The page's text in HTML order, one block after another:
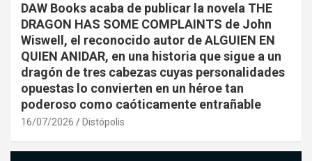
DAW Books acaba de publicar la novela THE
DRAGON HAS SOME COMPLAINTS de John
Wiswell, el reconocido autor de ALGUIEN EN
QUIEN ANIDAR, en una historia que sigue a un
dragón de tres cabezas cuyas personalidades
opuestas lo convierten en un héroe tan
poderoso como caóticamente entrañable
16/07/2026 Distópolis